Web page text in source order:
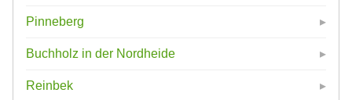
Pinneberg
Buchholz in der Nordheide
Reinbek